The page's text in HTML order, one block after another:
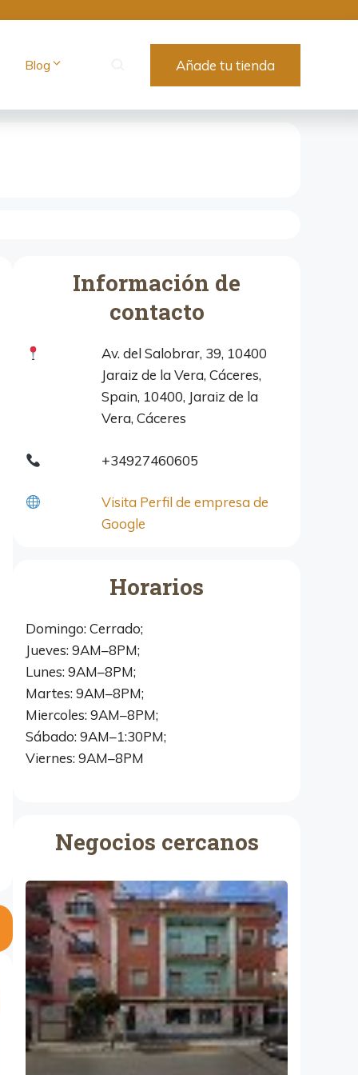
Blog Añade tu tienda
Información de
contacto
Av. del Salobrar, 39, 10400
Jaraiz de la Vera, Cáceres,
Spain, 10400, Jaraiz de la
Vera, Cáceres
+34927460605
Visita Perfil de empresa de
Google
Horarios
Domingo: Cerrado;
Jueves: 9AM–8PM;
Lunes: 9AM–8PM;
Martes: 9AM–8PM;
Miercoles: 9AM–8PM;
Sábado: 9AM–1:30PM;
Viernes: 9AM–8PM
Negocios cercanos
M
u
e
b
l
e
s
d